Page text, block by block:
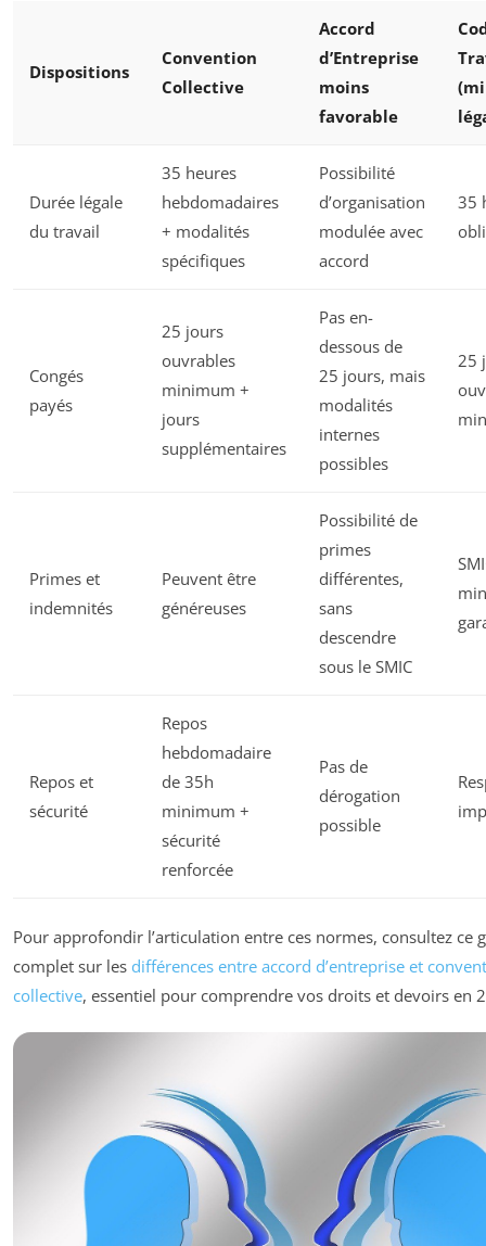
Dispositions
Convention
Collective
Accord
d’Entreprise
moins
favorable
Durée légale
du travail
35 heures
hebdomadaires
+ modalités
spécifiques
Possibilité
d’organisation
modulée avec
accord
35
Congés
payés
25 jours
ouvrables
minimum +
jours
supplémentaires
Pas en-
dessous de
25 jours, mais
modalités
internes
possibles
25
Primes et
indemnités
Peuvent être
généreuses
Possibilité de
primes
différentes,
sans
descendre
sous le SMIC
Repos et
sécurité
Repos
hebdomadaire
de 35h
minimum +
sécurité
renforcée
Pas de
dérogation
possible
Pour approfondir l’articulation entre ces normes, consultez ce
complet sur les différences entre accord d’entreprise et
collective, essentiel pour comprendre vos droits et devoirs en